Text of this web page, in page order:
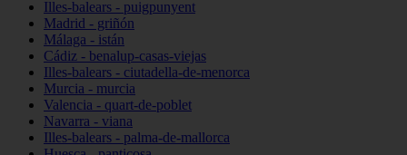
Illes-balears - puigpunyent
Madrid - griñón
Málaga - istán
Cádiz - benalup-casas-viejas
Illes-balears - ciutadella-de-menorca
Murcia - murcia
Valencia - quart-de-poblet
Navarra - viana
Illes-balears - palma-de-mallorca